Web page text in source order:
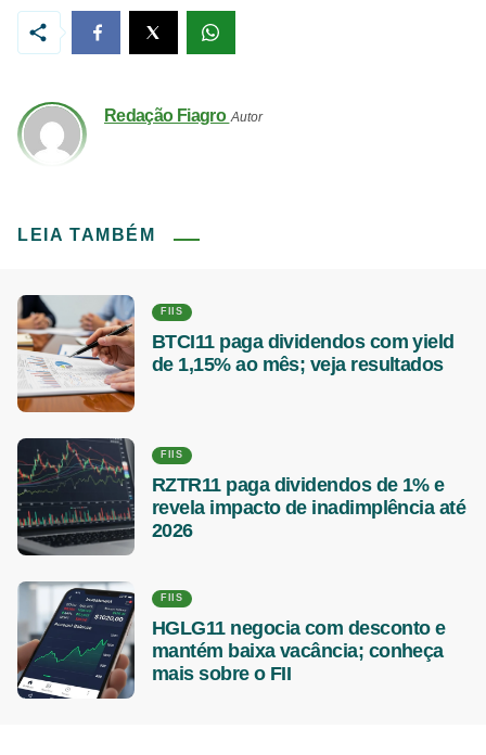
Redação Fiagro Autor
LEIA TAMBÉM
FIIS
BTCI11 paga dividendos com yield
de 1,15% ao mês; veja resultados
FIIS
RZTR11 paga dividendos de 1% e
revela impacto de inadimplência até
2026
FIIS
HGLG11 negocia com desconto e
mantém baixa vacância; conheça
mais sobre o FII